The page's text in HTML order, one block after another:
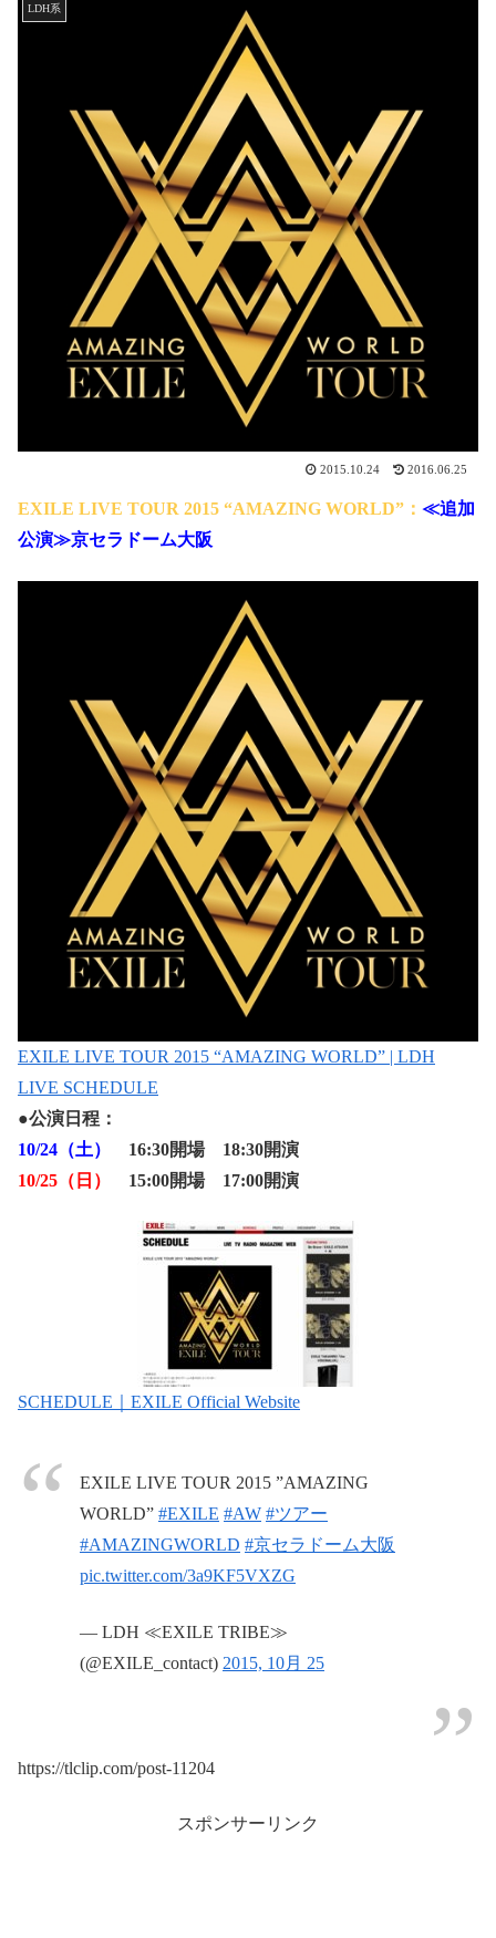
LDH系
2015.10.24 2016.06.25
EXILE LIVE TOUR 2015 “AMAZING WORLD”： ≪追加
公演≫京セラドーム大阪
EXILE LIVE TOUR 2015 “AMAZING WORLD” | LDH
LIVE SCHEDULE
●公演日程：
10/24（土）
16:30開場 18:30開演
10/25（日）
15:00開場 17:00開演
SCHEDULE｜EXILE Official Website
EXILE LIVE TOUR 2015 ”AMAZING
WORLD” #EXILE #AW #ツアー
#AMAZINGWORLD #京セラドーム大阪
pic.twitter.com/3a9KF5VXZG
— LDH ≪EXILE TRIBE≫
(@EXILE_contact) 2015, 10月 25
https://tlclip.com/post-11204
スポンサーリンク